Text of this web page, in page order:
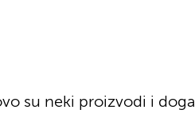
su neki proizvodi i